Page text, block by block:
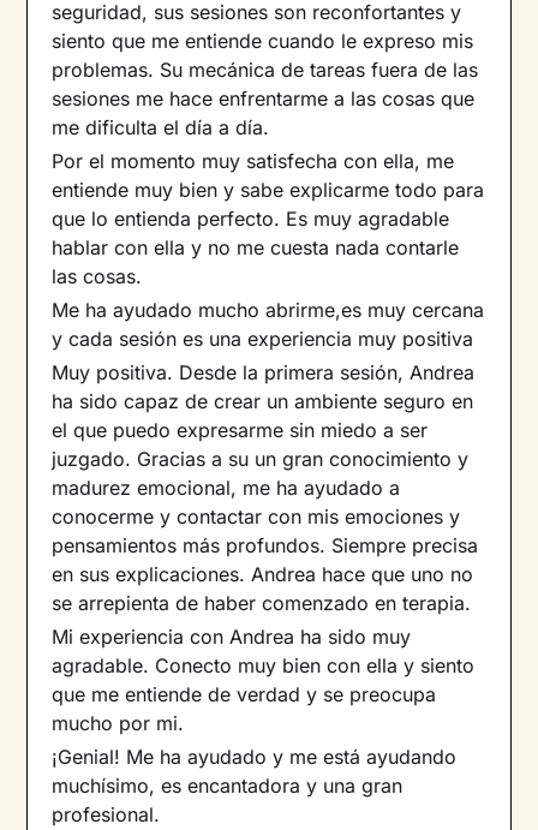
seguridad, sus sesiones son reconfortantes y
siento que me entiende cuando le expreso mis
problemas. Su mecánica de tareas fuera de las
sesiones me hace enfrentarme a las cosas que
me dificulta el día a día.
Por el momento muy satisfecha con ella, me
entiende muy bien y sabe explicarme todo para
que lo entienda perfecto. Es muy agradable
hablar con ella y no me cuesta nada contarle
las cosas.
Me ha ayudado mucho abrirme,es muy cercana
y cada sesión es una experiencia muy positiva
Muy positiva. Desde la primera sesión, Andrea
ha sido capaz de crear un ambiente seguro en
el que puedo expresarme sin miedo a ser
juzgado. Gracias a su un gran conocimiento y
madurez emocional, me ha ayudado a
conocerme y contactar con mis emociones y
pensamientos más profundos. Siempre precisa
en sus explicaciones. Andrea hace que uno no
se arrepienta de haber comenzado en terapia.
Mi experiencia con Andrea ha sido muy
agradable. Conecto muy bien con ella y siento
que me entiende de verdad y se preocupa
mucho por mi.
¡Genial! Me ha ayudado y me está ayudando
muchísimo, es encantadora y una gran
profesional.